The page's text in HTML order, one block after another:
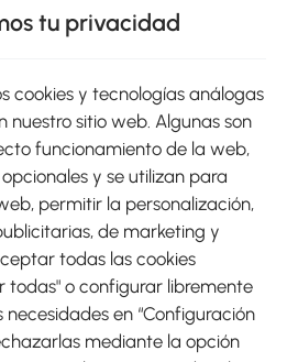
tu privacidad
cookies y tecnologías análogas
nuestro sitio web. Algunas son
funcionamiento de la web,
y se utilizan para
permitir la personalización,
de marketing y
todas las cookies
todas" o configurar libremente
necesidades en “Configuración
mediante la opción